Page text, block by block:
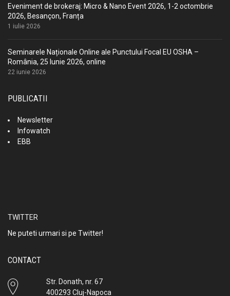
Eveniment de brokeraj: Micro & Nano Event 2026, 1-2 octombrie
2026, Besançon, Franța
1 iulie 2026
Seminarele Naționale Online ale Punctului Focal EU OSHA –
România, 25 Iunie 2026, online
22 iunie 2026
PUBLICATII
Newsletter
Infowatch
EBB
TWITTER
Ne puteti urmari si pe Twitter!
CONTACT
Str. Donath, nr. 67
400293 Cluj-Napoca